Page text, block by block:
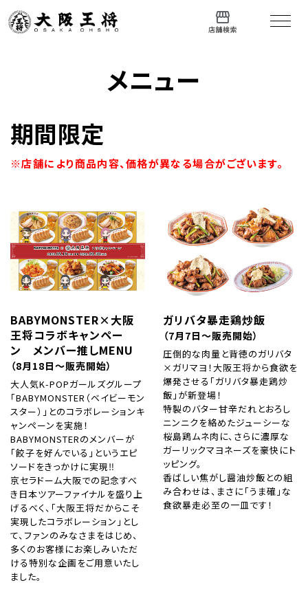
メニュー
期間限定
※店舗により商品内容、価格が異なる場合がございます。
BABYMONSTER×大阪
王将コラボキャンペー
ン メンバー推しMENU
（8月18日～販売開始）
大人気K-POPガールズグループ
「BABYMONSTER（ベイビーモン
スター）」とのコラボレーションキ
ャンペーンを実施！
BABYMONSTERのメンバーが
「餃子を好んでいる」というエピ
ソードをきっかけに実現‼
京セラドーム大阪での記念すべ
き日本ツアーファイナルを盛り上
げるべく、「大阪王将だからこそ
実現したコラボレーション」とし
て、ファンのみなさまをはじめ、
多くのお客様にお楽しみいただ
ける特別な企画をご用意いたし
ました。
ガリバタ暴走鶏炒飯
（7月7日～販売開始）
圧倒的な肉量と背徳のガリバタ
×ガリマヨ！大阪王将から食欲を
爆発させる「ガリバタ暴走鶏炒
飯」が新登場！
特製のバター甘辛だれとおろし
ニンニクを絡めたジューシーな
桜島鶏ムネ肉に、さらに濃厚な
ガーリックマヨネーズを豪快にト
ッピング。
香ばしい焦がし醤油炒飯との組
み合わせは、まさに「うま確」な
食欲暴走必至の一皿です！